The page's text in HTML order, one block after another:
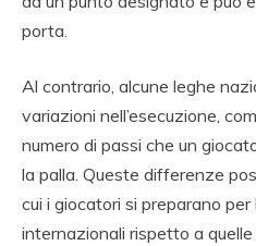
porta.
Al contrario, alcune leghe
variazioni nell’esecuzione,
numero di passi che un
la palla. Queste differenze
cui i giocatori si preparano
internazionali rispetto a quelle